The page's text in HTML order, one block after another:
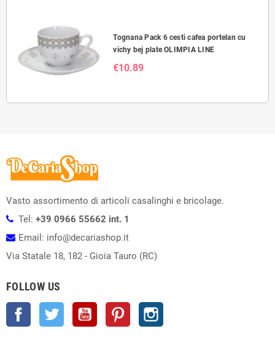
Tognana Pack 6 cesti cafea portelan cu
vichy bej plate OLIMPIA LINE
€10.89
Vasto assortimento di articoli casalinghi e bricolage.
Tel: +39 0966 55662 int. 1
Email: info@decariashop.it
Via Statale 18, 182 - Gioia Tauro (RC)
FOLLOW US
Facebook Twitter YouTube Pinterest